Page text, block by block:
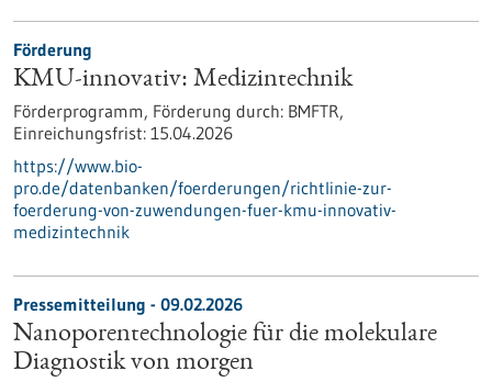
Förderung
KMU-innovativ: Medizintechnik
Förderprogramm, Förderung durch: BMFTR,
Einreichungsfrist: 15.04.2026
https://www.bio-
pro.de/datenbanken/foerderungen/richtlinie-zur-
foerderung-von-zuwendungen-fuer-kmu-innovativ-
medizintechnik
Pressemitteilung - 09.02.2026
Nanoporentechnologie für die molekulare
Diagnostik von morgen